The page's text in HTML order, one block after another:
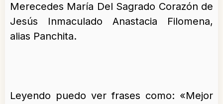
Merecedes María Del Sagrado Corazón de
Jesús Inmaculado Anastacia Filomena,
alias Panchita.
Leyendo puedo ver frases como: «Mejor